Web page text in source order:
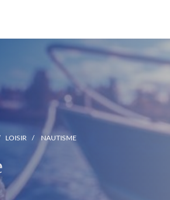
LOISIR NAUTISME